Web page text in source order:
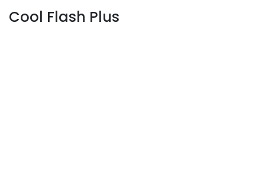
Cool Flash Plus